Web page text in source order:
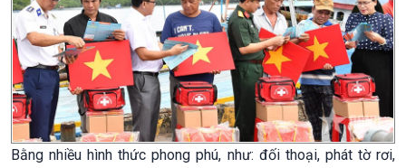
Bằng nhiều hình thức phong phú, như: đối thoại, phát tờ rơi,